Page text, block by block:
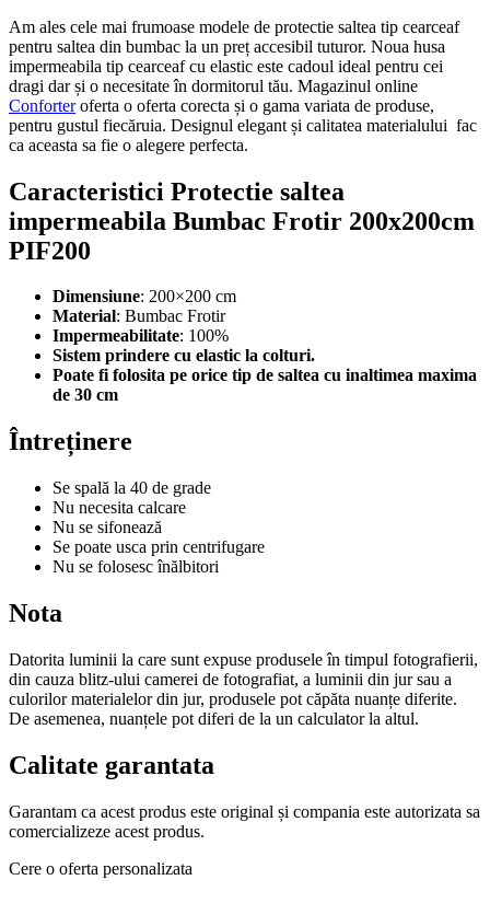
Am ales cele mai frumoase modele de protectie saltea tip cearceaf
pentru saltea din bumbac la un preț accesibil tuturor. Noua husa
impermeabila tip cearceaf cu elastic este cadoul ideal pentru cei
dragi dar și o necesitate în dormitorul tău. Magazinul online
Conforteroferta o oferta corecta și o gama variata de produse,
pentru gustul fiecăruia. Designul elegant și calitatea materialului fac
ca aceasta sa fie o alegere perfecta.
Caracteristici Protectie saltea
impermeabila Bumbac Frotir 200x200cm
PIF200
Dimensiune: 200×200 cm
Material: Bumbac Frotir
Impermeabilitate: 100%
Sistem prindere cu elastic la colturi.
Poate fi folosita pe orice tip de saltea cu inaltimea maxima
de 30 cm
Întreținere
Se spală la 40 de grade
Nu necesita calcare
Nu se sifonează
Se poate usca prin centrifugare
Nu se folosesc înălbitori
Nota
Datorita luminii la care sunt expuse produsele în timpul fotografierii,
din cauza blitz-ului camerei de fotografiat, a luminii din jur sau a
culorilor materialelor din jur, produsele pot căpăta nuanțe diferite.
De asemenea, nuanțele pot diferi de la un calculator la altul.
Calitate garantata
Garantam ca acest produs este original și compania este autorizata sa
comercializeze acest produs.
Cere o oferta personalizata